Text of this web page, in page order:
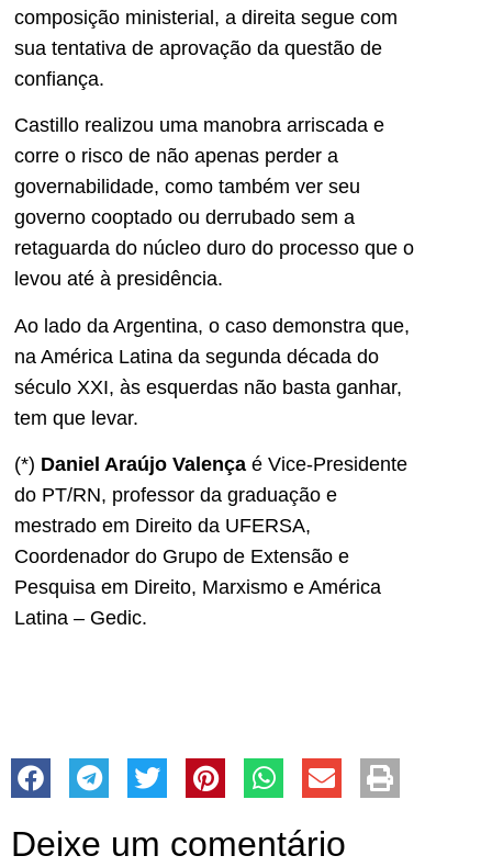
composição ministerial, a direita segue com
sua tentativa de aprovação da questão de
confiança.
Castillo realizou uma manobra arriscada e
corre o risco de não apenas perder a
governabilidade, como também ver seu
governo cooptado ou derrubado sem a
retaguarda do núcleo duro do processo que o
levou até à presidência.
Ao lado da Argentina, o caso demonstra que,
na América Latina da segunda década do
século XXI, às esquerdas não basta ganhar,
tem que levar.
(*) Daniel Araújo Valença é Vice-Presidente
do PT/RN, professor da graduação e
mestrado em Direito da UFERSA,
Coordenador do Grupo de Extensão e
Pesquisa em Direito, Marxismo e América
Latina – Gedic.
Deixe um comentário